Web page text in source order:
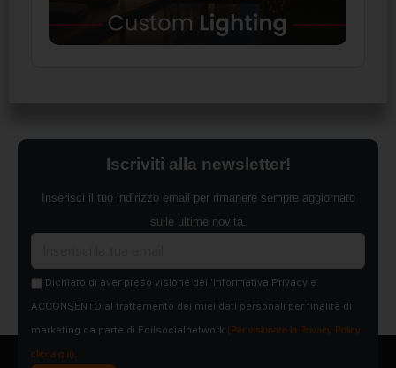
Iscriviti alla newsletter!
Inserisci il tuo indirizzo email per rimanere sempre aggiornato
sulle ultime novità.
Dichiaro di aver preso visione dell'Informativa Privacy e
ACCONSENTO al trattamento dei miei dati personali per finalità di
marketing da parte di Edilsocialnetwork (Per visionare la Privacy Policy
clicca qui).